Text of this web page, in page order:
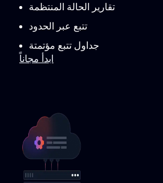
تقارير الحالة المنتظمة
تتبع عبر الحدود
جداول تتبع مؤتمتة
ابدأ مجاناً